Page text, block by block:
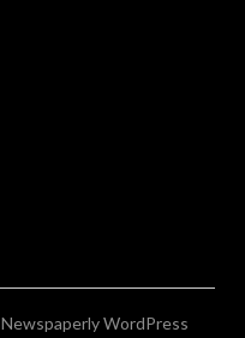
Newspaperly WordPress